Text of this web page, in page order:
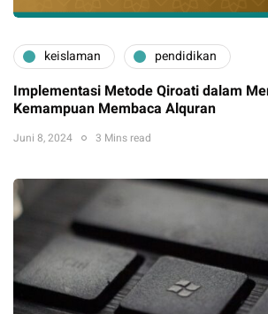
keislaman pendidikan
Implementasi Metode Qiroati dalam
Kemampuan Membaca Alquran
Juni 8, 2024 3 Mins read